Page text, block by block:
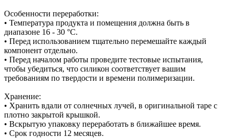
Особенности переработки:
• Температура продукта и помещения должна быть в
диапазоне 16 - 30 °C.
• Перед использованием тщательно перемешайте каждый
компонент отдельно.
• Перед началом работы проведите тестовые испытания,
чтобы убедиться, что силикон соответствует вашим
требованиям по твердости и времени полимеризации.
Хранение:
• Хранить вдали от солнечных лучей, в оригинальной таре с
плотно закрытой крышкой.
• Вскрытую упаковку переработать в ближайшее время.
• Срок годности 12 месяцев.